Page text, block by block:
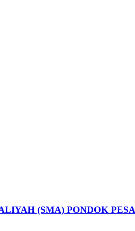
(SMA) PONDOK